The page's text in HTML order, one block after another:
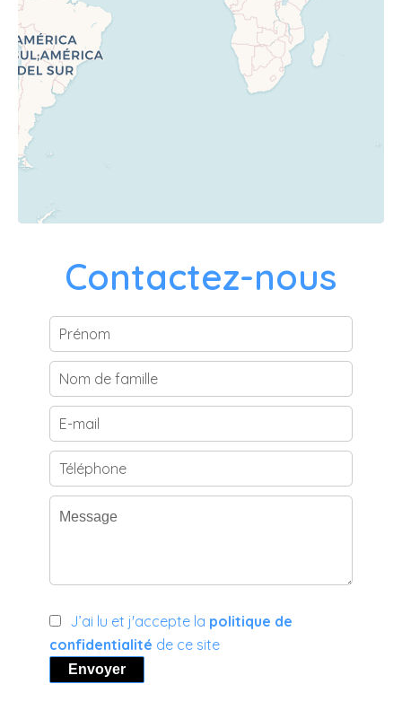
Contactez-nous
J’ai lu et j'accepte la politique de
confidentialité de ce site
Envoyer